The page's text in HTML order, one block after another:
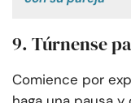
9. Túrnense
Comience por